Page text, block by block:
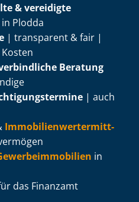
& vereidigte
in Plodda
| transparent & fair |
Beratung
| auch
Im­mo­bi­li­en­wert­ermitt­
in
das Finanzamt